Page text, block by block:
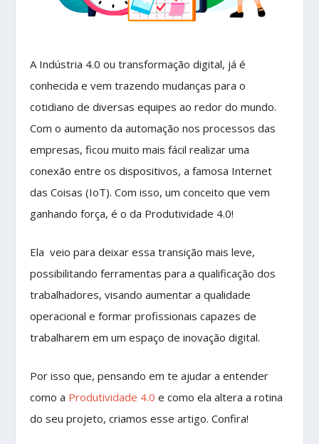
A Indústria 4.0 ou transformação digital, já é
conhecida e vem trazendo mudanças para o
cotidiano de diversas equipes ao redor do mundo.
Com o aumento da automação nos processos das
empresas, ficou muito mais fácil realizar uma
conexão entre os dispositivos, a famosa Internet
das Coisas (IoT). Com isso, um conceito que vem
ganhando força, é o da Produtividade 4.0!
Ela veio para deixar essa transição mais leve,
possibilitando ferramentas para a qualificação dos
trabalhadores, visando aumentar a qualidade
operacional e formar profissionais capazes de
trabalharem em um espaço de inovação digital.
Por isso que, pensando em te ajudar a entender
como a Produtividade 4.0 e como ela altera a rotina
do seu projeto, criamos esse artigo. Confira!